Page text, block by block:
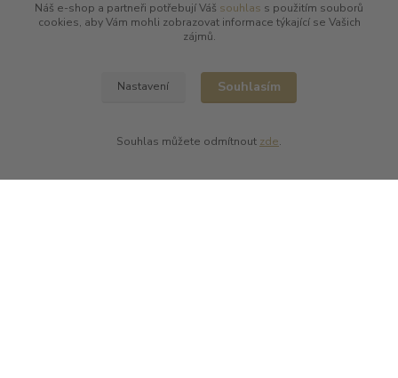
Chablis Daniel-Etienne Defaix
Champagne Charles Ellner
Zobrazit další výrobce →
Kde nás najdete
L PLUS - Miloslav Lerch
Náš e-shop a partneři potřebují Váš souhlas s použitím souborů
cookies, aby Vám mohli zobrazovat informace týkající se Vašich
zájmů.
Nastavení Souhlasím
Souhlas můžete odmítnout zde.